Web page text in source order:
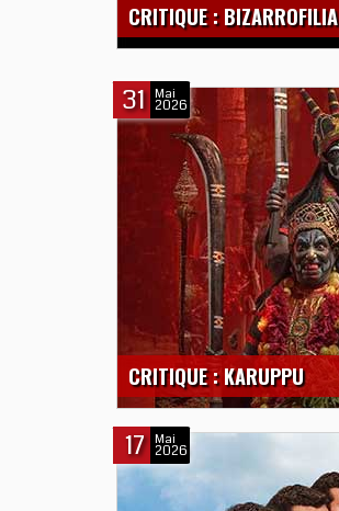
CRITIQUE : BIZARROFILIA
CRITIQUE : KARUPPU
31 Mai
2026
17 Mai
2026